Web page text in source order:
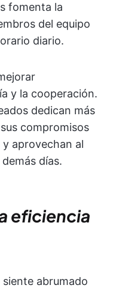
fomenta la
del equipo
diario.
y la cooperación.
dedican más
compromisos
aprovechan al
días.
eficiencia
siente abrumado